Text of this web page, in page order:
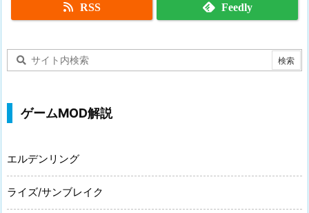
RSS Feedly
ゲームMOD解説
エルデンリング
ライズ/サンブレイク